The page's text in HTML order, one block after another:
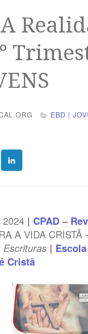
EBD |
2024 | CPAD–
A VIDA CRISTÃ
Escrituras |
Cristã